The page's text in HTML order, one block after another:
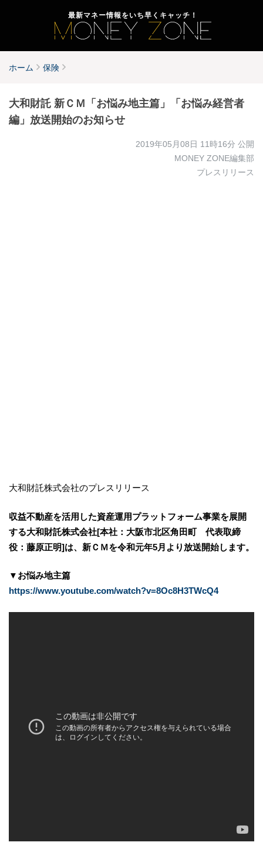
最新マネー情報をいち早くキャッチ！
ホーム 保険
大和財託 新ＣＭ「お悩み地主篇」「お悩み経営者
編」放送開始のお知らせ
2019年05月08日 11時16分 公開
MONEY ZONE編集部
プレスリリース
大和財託株式会社のプレスリリース
収益不動産を活用した資産運用プラットフォーム事業を展開
する大和財託株式会社[本社：大阪市北区角田町 代表取締
役：藤原正明]は、新ＣＭを令和元年5月より放送開始します。
▼お悩み地主篇
https://www.youtube.com/watch?v=8Oc8H3TWcQ4